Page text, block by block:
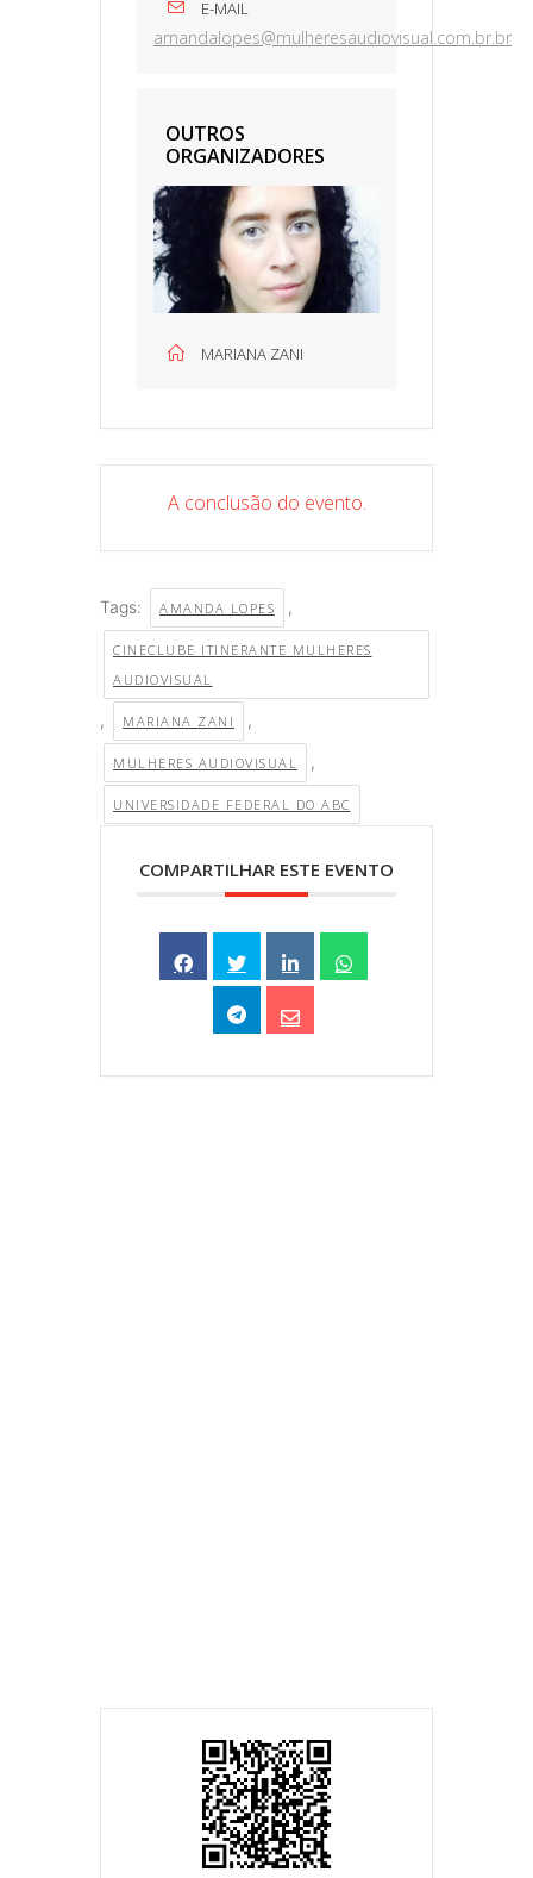
E-MAIL
amandalopes@mulheresaudiovisual.com.br.br
OUTROS
ORGANIZADORES
MARIANA ZANI
A conclusão do evento.
Tags: AMANDA LOPES ,
CINECLUBE ITINERANTE MULHERES
AUDIOVISUAL
, MARIANA ZANI ,
MULHERES AUDIOVISUAL ,
UNIVERSIDADE FEDERAL DO ABC
COMPARTILHAR ESTE EVENTO